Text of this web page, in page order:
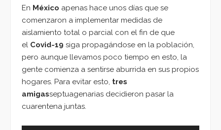
En México apenas hace unos días que se
comenzaron a implementar medidas de
aislamiento total o parcial con el fin de que
el Covid-19 siga propagándose en la población,
pero aunque llevamos poco tiempo en esto, la
gente comienza a sentirse aburrida en sus propios
hogares. Para evitar esto, tres
amigasseptuagenarias decidieron pasar la
cuarentena juntas.